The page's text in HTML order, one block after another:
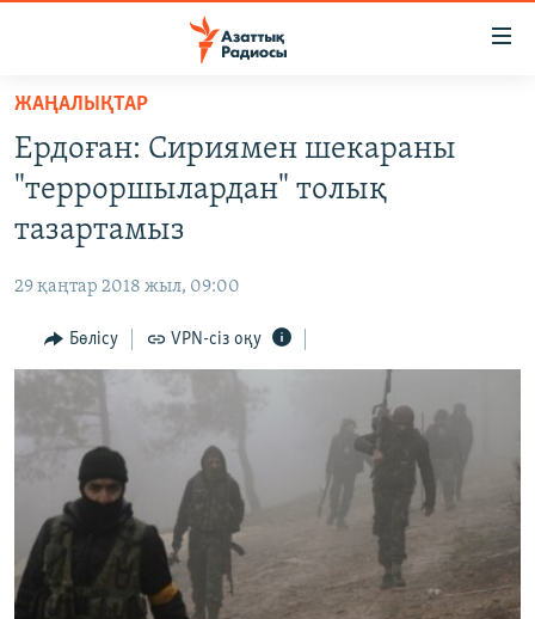
Skip
main
content
main
Navigation
to
САЯСАТ
AZATTYQTV
АДАМ ҚҰҚЫҚТАРЫ
ӘЛЕУМЕТ
ӘЛЕМ
Русский
ЖАЗЫЛЫҢЫЗ
ЖАҢАЛЫҚТАР
Ердоған: Сириямен шекараны
"терроршылардан" толық
тазартамыз
29 қаңтар 2018 жыл, 09:00
Бөлісу VPN-сіз оқу